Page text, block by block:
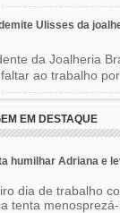
Ulisses da
da Joalheria
ao trabalho
EM DESTAQUE
humilhar Adriana e
dia de trabalho
tenta